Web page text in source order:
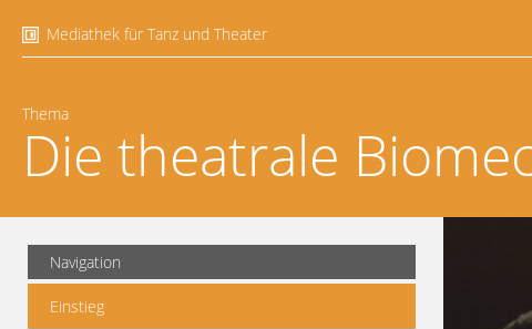
Mediathek für Tanz und Theater
Thema
Die theatrale
Navigation
Einstieg